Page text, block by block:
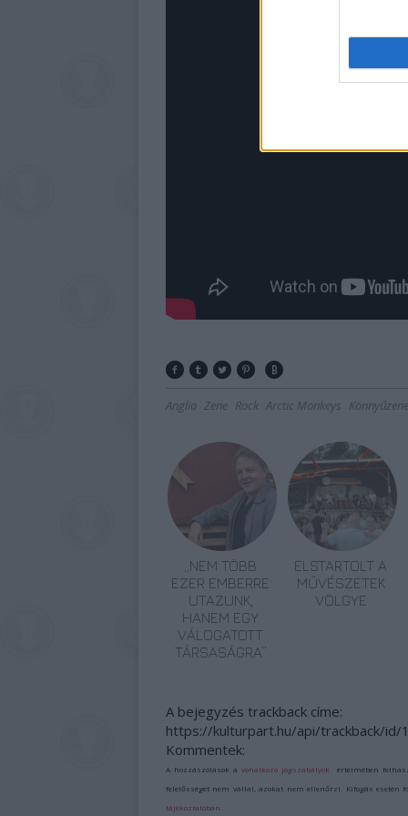
Anglia Zene Rock Arctic Monkeys Könnyűzene
„NEM TÖBB
EZER EMBERRE
UTAZUNK,
HANEM EGY
VÁLOGATOTT
TÁRSASÁGRA”
ELSTARTOLT A
MŰVÉSZETEK
VÖLGYE
A bejegyzés trackback címe:
https://kulturpart.hu/api/trackback/id/
Kommentek:
A hozzászólások avonatkozó jogszabályok értelmében
felelősséget nem vállal, azokat nem ellenőrzi. Kifogás esetén
tájékoztatóban